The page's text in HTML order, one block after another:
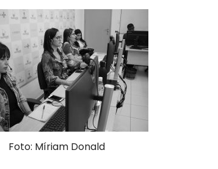
Foto: Míriam Donald